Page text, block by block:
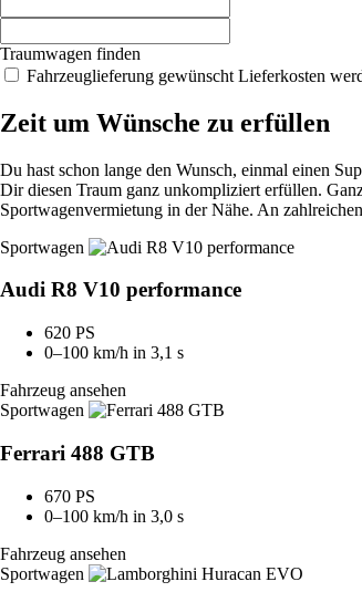
Traumwagen finden
Fahrzeuglieferung gewünscht Lieferkosten
Zeit um Wünsche zu erfüllen
Du hast schon lange den Wunsch, einmal einen
Dir diesen Traum ganz unkompliziert erfüllen.
Sportwagenvermietung in der Nähe. An
Sportwagen
Audi R8 V10 performance
620 PS
0–100 km/h in 3,1 s
Fahrzeug ansehen
Sportwagen
Ferrari 488 GTB
670 PS
0–100 km/h in 3,0 s
Fahrzeug ansehen
Sportwagen